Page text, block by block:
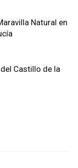
Natural en
Castillo de la